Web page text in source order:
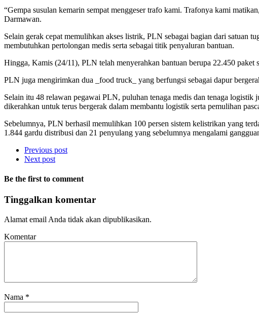
“Gempa susulan kemarin sempat menggeser trafo kami. Trafonya kami
Darmawan.
Selain gerak cepat memulihkan akses listrik, PLN sebagai bagian dari satuan
membutuhkan pertolongan medis serta sebagai titik penyaluran bantuan.
Hingga, Kamis (24/11), PLN telah menyerahkan bantuan berupa 22.450 paket
PLN juga mengirimkan dua _food truck_ yang berfungsi sebagai dapur
Selain itu 48 relawan pegawai PLN, puluhan tenaga medis dan tenaga
dikerahkan untuk terus bergerak dalam membantu logistik serta pemulihan
Sebelumnya, PLN berhasil memulihkan 100 persen sistem kelistrikan yang
1.844 gardu distribusi dan 21 penyulang yang sebelumnya mengalami
Previous post
Next post
Be the first to comment
Tinggalkan komentar
Alamat email Anda tidak akan dipublikasikan.
Komentar
Nama *